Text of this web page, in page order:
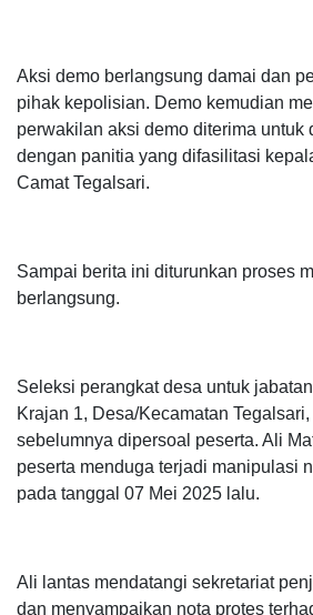
Aksi demo berlangsung damai dan
pihak kepolisian. Demo kemudian
perwakilan aksi demo diterima untuk
dengan panitia yang difasilitasi
Camat Tegalsari.
Sampai berita ini diturunkan proses
berlangsung.
Seleksi perangkat desa untuk
Krajan 1, Desa/Kecamatan
sebelumnya dipersoal peserta. Ali
peserta menduga terjadi manipulasi
pada tanggal 07 Mei 2025 lalu.
Ali lantas mendatangi sekretariat
dan menyampaikan nota protes